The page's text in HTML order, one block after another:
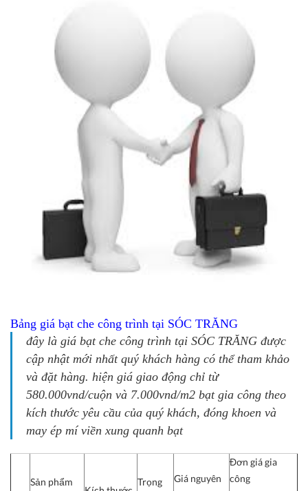
Bảng giá bạt che công trình tại SÓC TRĂNG
đây là giá bạt che công trình tại SÓC TRĂNG được
cập nhật mới nhất quý khách hàng có thể tham khảo
và đặt hàng. hiện giá giao động chỉ từ
580.000vnd/cuộn và 7.000vnd/m2 bạt gia công theo
kích thước yêu cầu của quý khách, đóng khoen và
may ép mí viền xung quanh bạt
Sản phẩm Trọng
Giá nguyên
Đơn giá gia
công